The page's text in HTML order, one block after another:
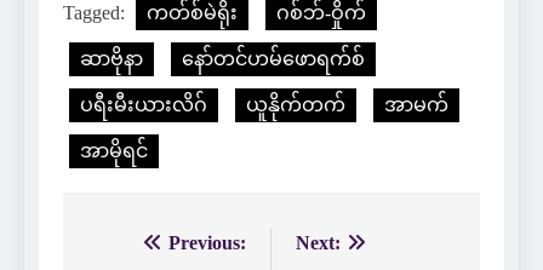
Tagged: ကတ်စ်မဲရိုး ဂစ်ဘ်-ဝှိုက်
ဆာဗိုနာ နော်တင်ဟမ်ဖောရက်စ်
ပရီးမီးယားလိဂ် ယူနိုက်တက် အာမက်
အာမိုရင်
Previous: Next: